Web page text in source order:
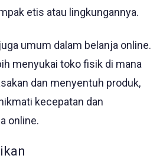
etis atau lingkungannya.
umum dalam belanja online.
menyukai toko fisik di mana
dan menyentuh produk,
kecepatan dan
online.